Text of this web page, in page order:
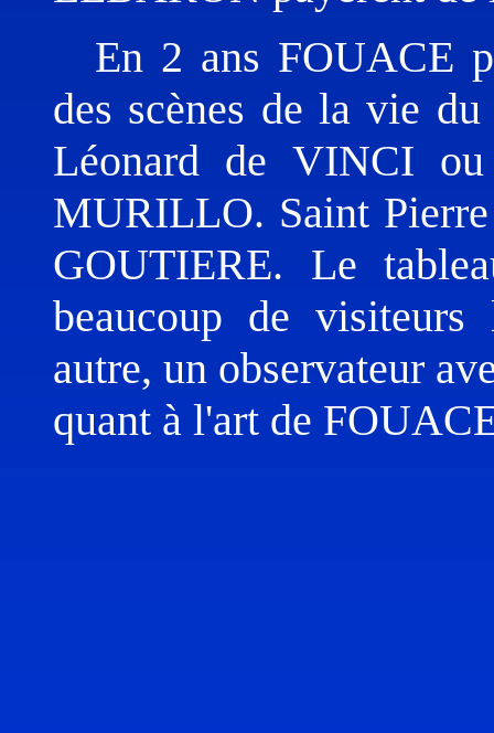
En 2 ans FOUACE
des scènes de la vie
Léonard de VINCI
MURILLO. Saint
GOUTIERE. Le
beaucoup de
autre, un observateur
quant à l'art de